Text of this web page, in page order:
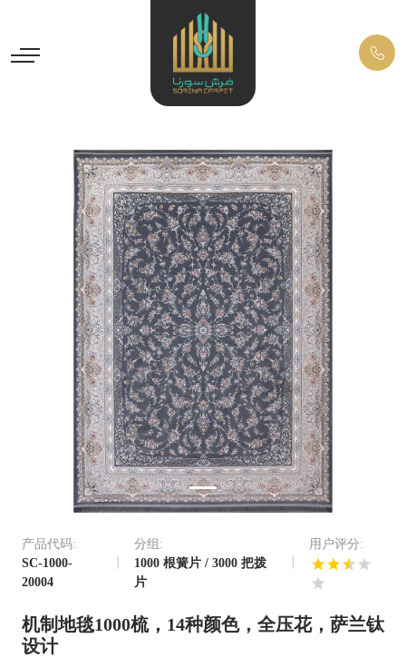
Previous
产品代码:
SC-1000-
20004
分组:
1000 根簧片 / 3000 把拨
片
用户评分:
机制地毯1000梳，14种颜色，全压花，萨兰钛
设计